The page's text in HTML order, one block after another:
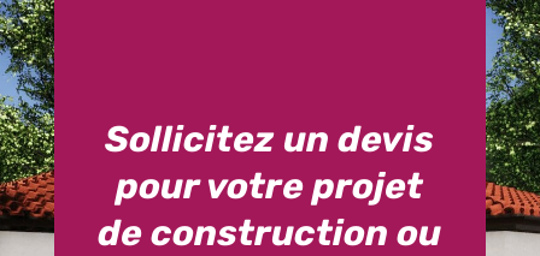
Sollicitez un devis
pour votre projet
de construction ou